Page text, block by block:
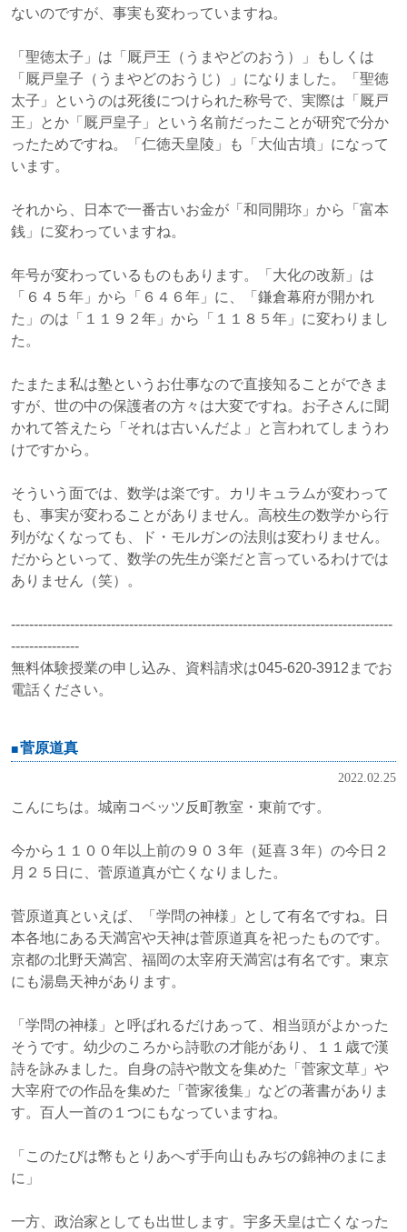
ないのですが、事実も変わっていますね。
「聖徳太子」は「厩戸王（うまやどのおう）」もしくは
「厩戸皇子（うまやどのおうじ）」になりました。「聖徳
太子」というのは死後につけられた称号で、実際は「厩戸
王」とか「厩戸皇子」という名前だったことが研究で分か
ったためですね。「仁徳天皇陵」も「大仙古墳」になって
います。
それから、日本で一番古いお金が「和同開珎」から「富本
銭」に変わっていますね。
年号が変わっているものもあります。「大化の改新」は
「６４５年」から「６４６年」に、「鎌倉幕府が開かれ
た」のは「１１９２年」から「１１８５年」に変わりまし
た。
たまたま私は塾というお仕事なので直接知ることができま
すが、世の中の保護者の方々は大変ですね。お子さんに聞
かれて答えたら「それは古いんだよ」と言われてしまうわ
けですから。
そういう面では、数学は楽です。カリキュラムが変わって
も、事実が変わることがありません。高校生の数学から行
列がなくなっても、ド・モルガンの法則は変わりません。
だからといって、数学の先生が楽だと言っているわけでは
ありません（笑）。
------------------------------------------------------------------------------------
---------------
無料体験授業の申し込み、資料請求は045-620-3912までお
電話ください。
菅原道真
2022.02.25
こんにちは。城南コベッツ反町教室・東前です。
今から１１００年以上前の９０３年（延喜３年）の今日２
月２５日に、菅原道真が亡くなりました。
菅原道真といえば、「学問の神様」として有名ですね。日
本各地にある天満宮や天神は菅原道真を祀ったものです。
京都の北野天満宮、福岡の太宰府天満宮は有名です。東京
にも湯島天神があります。
「学問の神様」と呼ばれるだけあって、相当頭がよかった
そうです。幼少のころから詩歌の才能があり、１１歳で漢
詩を詠みました。自身の詩や散文を集めた「菅家文草」や
大宰府での作品を集めた「菅家後集」などの著書がありま
す。百人一首の１つにもなっていますね。
「このたびは幣もとりあへず手向山もみぢの錦神のまにま
に」
一方、政治家としても出世します。宇多天皇は亡くなった